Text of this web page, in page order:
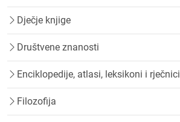
Dječje knjige
Društvene znanosti
Enciklopedije, atlasi, leksikoni i rječnici
Filozofija